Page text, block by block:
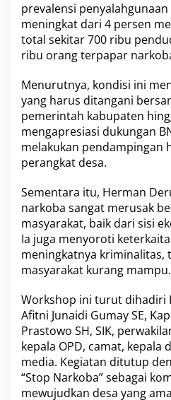
b
a
prevalensi
meningkat dari 4 persen
total sekitar 700 ribu
ribu orang terpapar
Menurutnya, kondisi ini
yang harus ditangani
pemerintah kabupaten
mengapresiasi dukungan
melakukan pendampingan
perangkat desa.
Sementara itu, Herman
narkoba sangat merusak
masyarakat, baik dari sisi
Ia juga menyoroti
meningkatnya kriminalitas,
masyarakat kurang mampu.
Workshop ini turut dihadiri
Afitni Junaidi Gumay SE,
Prastowo SH, SIK,
kepala OPD, camat, kepala
media. Kegiatan ditutup
“Stop Narkoba” sebagai
mewujudkan desa yang